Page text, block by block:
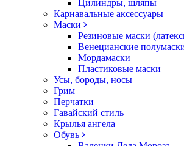
Цилиндры, шляпы
Карнавальные аксессуары
Маски
Резиновые маски
Венецианские
Мордамаски
Пластиковые маски
Усы, бороды, носы
Грим
Перчатки
Гавайский стиль
Крылья ангела
Обувь